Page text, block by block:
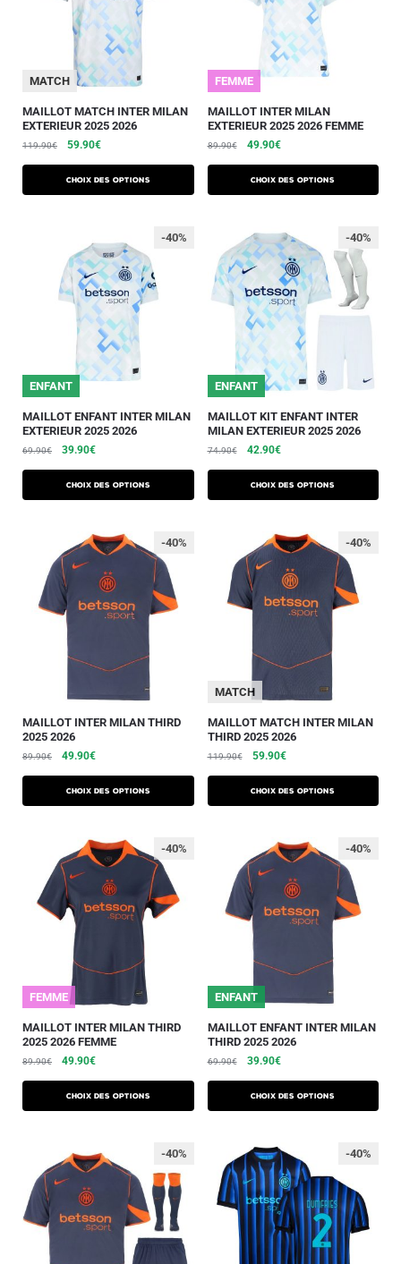
MATCH
MAILLOT MATCH INTER MILAN
EXTERIEUR 2025 2026
119.90€ 59.90€
Choix des options
FEMME
MAILLOT INTER MILAN
EXTERIEUR 2025 2026 FEMME
89.90€ 49.90€
Choix des options
-40%
ENFANT
MAILLOT ENFANT INTER MILAN
EXTERIEUR 2025 2026
69.90€ 39.90€
Choix des options
ENFANT
-40%
MAILLOT KIT ENFANT INTER
MILAN EXTERIEUR 2025 2026
74.90€ 42.90€
Choix des options
-40%
MAILLOT INTER MILAN THIRD
2025 2026
89.90€ 49.90€
Choix des options
-40%
MATCH
MAILLOT MATCH INTER MILAN
THIRD 2025 2026
119.90€ 59.90€
Choix des options
-40%
FEMME
MAILLOT INTER MILAN THIRD
2025 2026 FEMME
89.90€ 49.90€
Choix des options
-40%
ENFANT
MAILLOT ENFANT INTER MILAN
THIRD 2025 2026
69.90€ 39.90€
Choix des options
-40% -40%